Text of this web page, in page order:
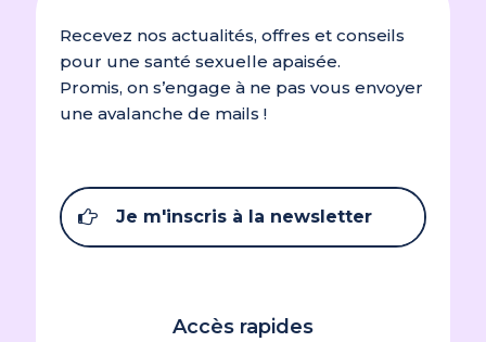
Recevez nos actualités, offres et conseils
pour une santé sexuelle apaisée.
Promis, on s’engage à ne pas vous envoyer
une avalanche de mails !
Je m'inscris à la newsletter
Accès rapides